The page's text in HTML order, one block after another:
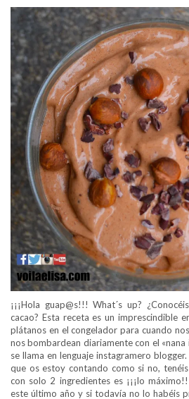
¡¡¡Hola guap@s!!! What´s up?
cacao? Esta receta es un imprescindible
plátanos en el congelador para cuando
nos bombardean diariamente con el «nana
se llama en lenguaje instagramero
que os estoy contando como si no,
con solo 2 ingredientes es ¡¡¡lo
este último año y si todavía no lo habéis